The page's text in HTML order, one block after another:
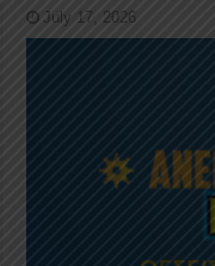
July 17, 2026